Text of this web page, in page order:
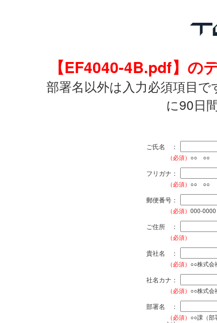
【EF4040-4B.pdf】の
部署名以外は入力必須項目
に90日
ご氏名 ：
（必須） ○○ ○○
フリガナ：
（必須） ○○ ○○
郵便番号：
（必須） 000-0000
ご住所 ：
（必須）
貴社名 ：
（必須） ○○株式会
社名カナ：
（必須） ○○株式会
部署名 ：
（必須） ○○課（部